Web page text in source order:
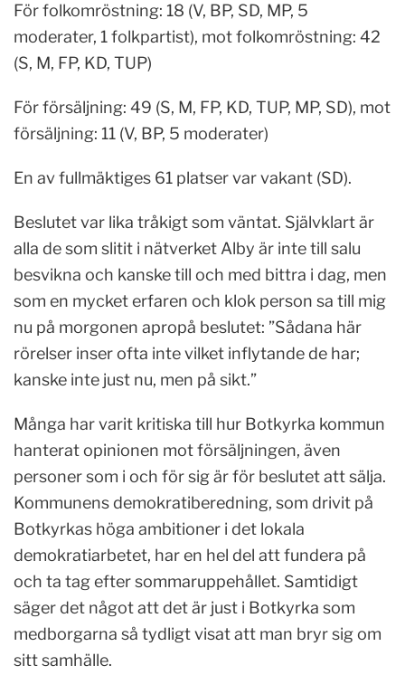
För folkomröstning: 18 (V, BP, SD, MP, 5
moderater, 1 folkpartist), mot folkomröstning: 42
(S, M, FP, KD, TUP)
För försäljning: 49 (S, M, FP, KD, TUP, MP, SD), mot
försäljning: 11 (V, BP, 5 moderater)
En av fullmäktiges 61 platser var vakant (SD).
Beslutet var lika tråkigt som väntat. Självklart är
alla de som slitit i nätverket Alby är inte till salu
besvikna och kanske till och med bittra i dag, men
som en mycket erfaren och klok person sa till mig
nu på morgonen apropå beslutet: ”Sådana här
rörelser inser ofta inte vilket inflytande de har;
kanske inte just nu, men på sikt.”
Många har varit kritiska till hur Botkyrka kommun
hanterat opinionen mot försäljningen, även
personer som i och för sig är för beslutet att sälja.
Kommunens demokratiberedning, som drivit på
Botkyrkas höga ambitioner i det lokala
demokratiarbetet, har en hel del att fundera på
och ta tag efter sommaruppehållet. Samtidigt
säger det något att det är just i Botkyrka som
medborgarna så tydligt visat att man bryr sig om
sitt samhälle.